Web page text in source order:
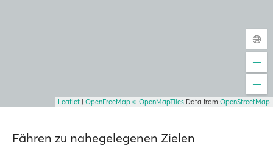
Leaflet OpenFreeMap © OpenMapTiles Data from OpenStreetMap
Fähren zu nahegelegenen Zielen